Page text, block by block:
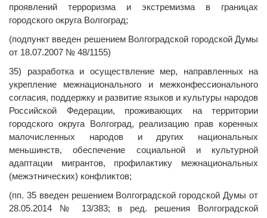
проявлений терроризма и экстремизма в границах
городского округа Волгоград;
(подпункт введен решением Волгоградской городской Думы
от 18.07.2007 № 48/1155)
35) разработка и осуществление мер, направленных на
укрепление межнационального и межконфессионального
согласия, поддержку и развитие языков и культуры народов
Российской Федерации, проживающих на территории
городского округа Волгоград, реализацию прав коренных
малочисленных народов и других национальных
меньшинств, обеспечение социальной и культурной
адаптации мигрантов, профилактику межнациональных
(межэтнических) конфликтов;
(пп. 35 введен решением Волгоградской городской Думы от
28.05.2014 № 13/383; в ред. решения Волгоградской